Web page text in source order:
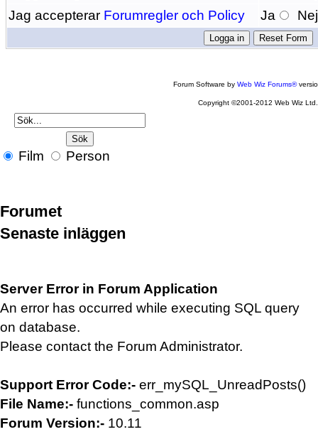
Jag accepterar Forumregler och Policy Ja Nej
Forum Software byWeb Wiz Forums®
Copyright ©2001-2012 Web Wiz Ltd.
Film Person
Forumet
Senaste inläggen
Server Error in Forum Application
An error has occurred while executing SQL query
on database.
Please contact the Forum Administrator.
Support Error Code:- err_mySQL_UnreadPosts()
File Name:- functions_common.asp
Forum Version:- 10.11